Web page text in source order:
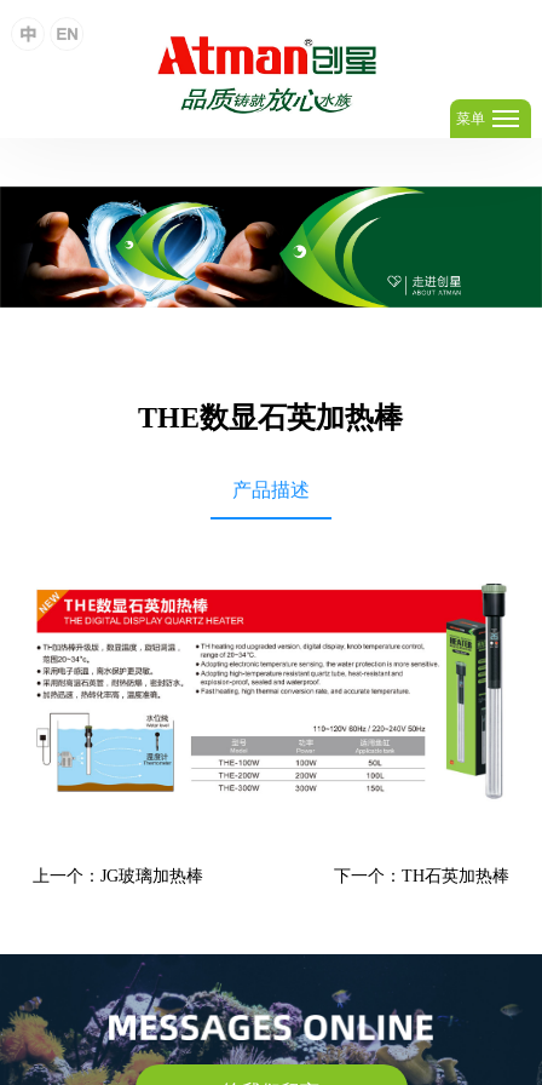
足球网,足球(中国)
菜单
THE数显石英加热棒
产品描述
上一个：JG玻璃加热棒 下一个：TH石英加热棒